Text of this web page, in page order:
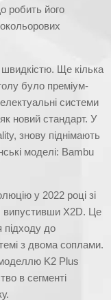
робить його
Ще кілька
було преміум-
системи
новий стандарт. У
знову піднімають
моделі: Bambu
у 2022 році зі
випустивши X2D. Це
підходу до
з двома соплами.
моделлю K2 Plus
в сегменті